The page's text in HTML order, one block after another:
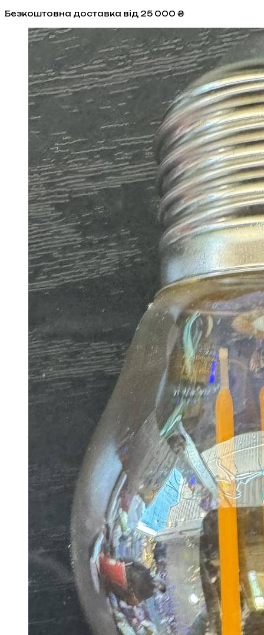
Безкоштовна доставка від 25 000 ₴